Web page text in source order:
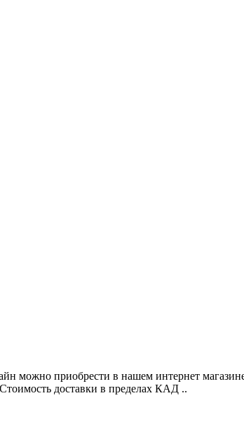
можно приобрести в нашем интернет
доставки в пределах КАД ..